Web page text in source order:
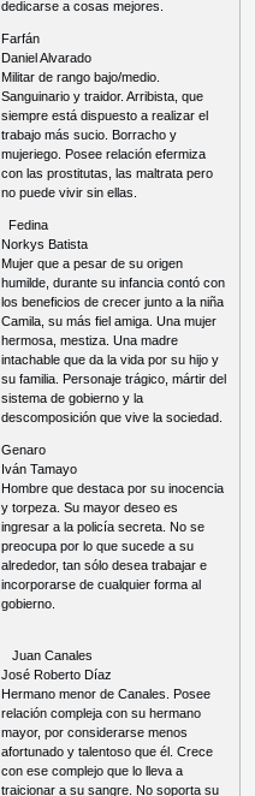
dedicarse a cosas mejores.
Farfán
Daniel Alvarado
Militar de rango bajo/medio.
Sanguinario y traidor. Arribista, que
siempre está dispuesto a realizar el
trabajo más sucio. Borracho y
mujeriego. Posee relación efermiza
con las prostitutas, las maltrata pero
no puede vivir sin ellas.
Fedina
Norkys Batista
Mujer que a pesar de su origen
humilde, durante su infancia contó con
los beneficios de crecer junto a la niña
Camila, su más fiel amiga. Una mujer
hermosa, mestiza. Una madre
intachable que da la vida por su hijo y
su familia. Personaje trágico, mártir del
sistema de gobierno y la
descomposición que vive la sociedad.
Genaro
Iván Tamayo
Hombre que destaca por su inocencia
y torpeza. Su mayor deseo es
ingresar a la policía secreta. No se
preocupa por lo que sucede a su
alrededor, tan sólo desea trabajar e
incorporarse de cualquier forma al
gobierno.
Juan Canales
José Roberto Díaz
Hermano menor de Canales. Posee
relación compleja con su hermano
mayor, por considerarse menos
afortunado y talentoso que él. Crece
con ese complejo que lo lleva a
traicionar a su sangre. No soporta su